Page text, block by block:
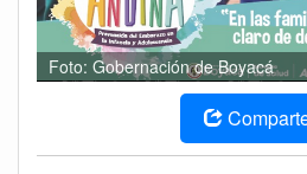
Foto: Gobernación de Boyacá